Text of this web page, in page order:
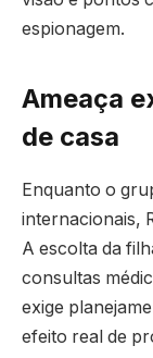
espionagem.
Ameaça
de casa
Enquanto o
internacionais,
A escolta da
consultas
exige
efeito real de